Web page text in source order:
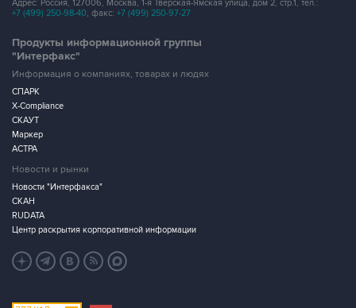
Адрес: Россия, 127006, Москва, 1-я Тверская-Ямская улица, дом 2, стр.1, тел.:
+7 (499) 250-98-40, факс: +7 (499) 250-97-27
Продукты информационной группы
"Интерфакс"
Информация о компаниях, товарах и людях
СПАРК
X-Compliance
СКАУТ
Маркер
АСТРА
Новости и рынки
Новости "Интерфакса"
СКАН
RUDATA
Центр раскрытия корпоративной информации